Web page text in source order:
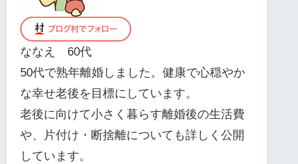
ななえ 60代
50代で熟年離婚しました。健康で心穏やか
な幸せ老後を目標にしています。
老後に向けて小さく暮らす離婚後の生活費
や、片付け・断捨離についても詳しく公開
しています。